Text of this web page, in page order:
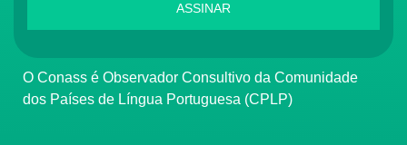
ASSINAR
O Conass é Observador Consultivo da Comunidade
dos Países de Língua Portuguesa (CPLP)